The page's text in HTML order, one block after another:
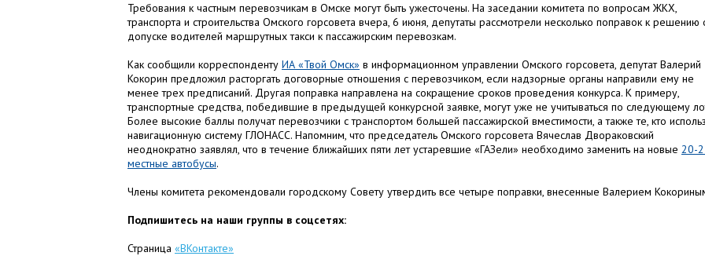
Требования к частным перевозчикам в Омске могут быть ужесточены. На заседании комитета по вопросам ЖКХ,
транспорта и строительства Омского горсовета вчера, 6 июня, депутаты рассмотрели несколько поправок к решению
допуске водителей маршрутных такси к пассажирским перевозкам.
Как сообщили корреспонденту ИА «Твой Омск» в информационном управлении Омского горсовета, депутат Валерий
Кокорин предложил расторгать договорные отношения с перевозчиком, если надзорные органы направили ему не
менее трех предписаний. Другая поправка направлена на сокращение сроков проведения конкурса. К примеру,
транспортные средства, победившие в предыдущей конкурсной заявке, могут уже не учитываться по следующему
Более высокие баллы получат перевозчики с транспортом большей пассажирской вместимости, а также те, кто
навигационную систему ГЛОНАСС. Напомним, что председатель Омского горсовета Вячеслав Двораковский
неоднократно заявлял, что в течение ближайших пяти лет устаревшие «ГАЗели» необходимо заменить на новые 20-
местные автобусы.
Члены комитета рекомендовали городскому Совету утвердить все четыре поправки, внесенные Валерием
Подпишитесь на наши группы в соцсетях:
Страница «ВКонтакте»